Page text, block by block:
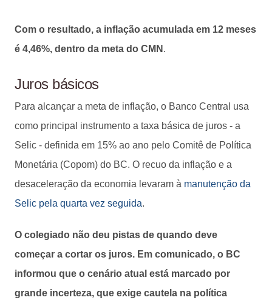
Com o resultado, a inflação acumulada em 12 meses
é 4,46%, dentro da meta do CMN .
Juros básicos
Para alcançar a meta de inflação, o Banco Central usa
como principal instrumento a taxa básica de juros - a
Selic - definida em 15% ao ano pelo Comitê de Política
Monetária (Copom) do BC. O recuo da inflação e a
desaceleração da economia levaram à manutenção da
Selic pela quarta vez seguida.
O colegiado não deu pistas de quando deve
começar a cortar os juros. Em comunicado, o BC
informou que o cenário atual está marcado por
grande incerteza, que exige cautela na política